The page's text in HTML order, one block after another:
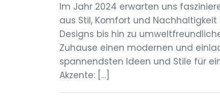
Im Jahr 2024 erwarten uns
aus Stil, Komfort und
Designs bis hin zu
Zuhause einen modernen und
spannendsten Ideen und Stile für
Akzente: […]